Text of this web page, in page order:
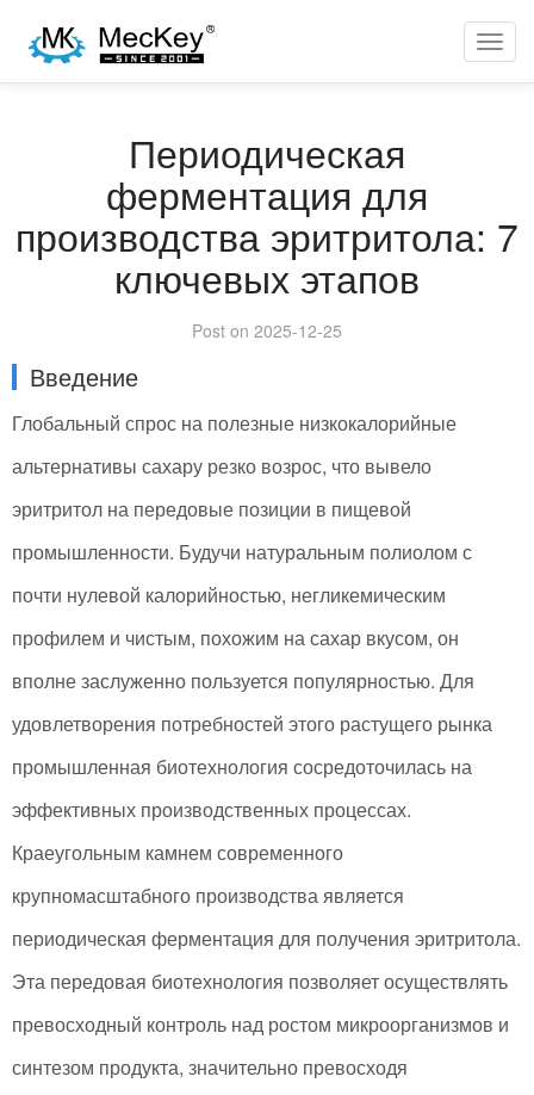
BACK
Периодическая
ферментация для
производства эритритола: 7
ключевых этапов
Post on 2025-12-25
Введение
Глобальный спрос на полезные низкокалорийные
альтернативы сахару резко возрос, что вывело
эритритол на передовые позиции в пищевой
промышленности. Будучи натуральным полиолом с
почти нулевой калорийностью, негликемическим
профилем и чистым, похожим на сахар вкусом, он
вполне заслуженно пользуется популярностью. Для
удовлетворения потребностей этого растущего рынка
промышленная биотехнология сосредоточилась на
эффективных производственных процессах.
Краеугольным камнем современного
крупномасштабного производства является
периодическая ферментация для получения эритритола.
Эта передовая биотехнология позволяет осуществлять
превосходный контроль над ростом микроорганизмов и
синтезом продукта, значительно превосходя